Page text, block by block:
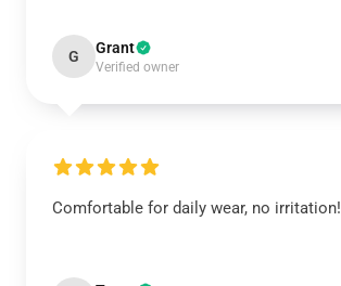
G Grant
Verified owner
Comfortable for daily wear, no irritation!